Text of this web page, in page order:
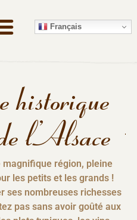
Français
historique
l’Alsace
magnifique région, pleine
les petits et les grands !
ses nombreuses richesses
pas sans avoir goûté aux